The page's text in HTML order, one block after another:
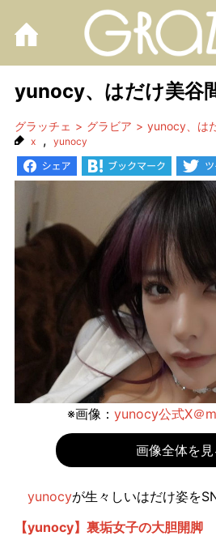
yunocy、はだけ美谷
グラッチェ グラビア yunocy、は
x , yunocy
※画像： yunocy公式X＠
画像全体を見
yunocyが生々しいはだけ姿を
【yunocy】裏垢女子の大胆開脚